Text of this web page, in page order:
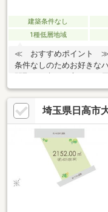
建築条件なし
1種低層地域
≪ おすすめポイント ≫●
条件なしのためお好きな
間取をお考えの方に≪
ン 徒歩15分セキ薬局
埼玉県日高市